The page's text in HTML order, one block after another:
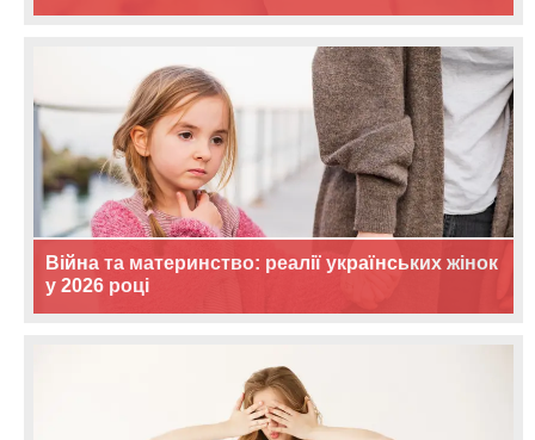
Війна та материнство: реалії українських жінок
у 2026 році